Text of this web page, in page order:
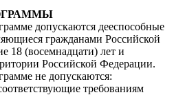
допускаются дееспособные
гражданами Российской
18 (восемнадцати) лет и
Российской Федерации.
не допускаются:
требованиям